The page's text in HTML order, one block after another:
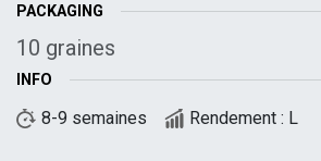
PACKAGING
10 graines
INFO
8-9 semaines Rendement : L